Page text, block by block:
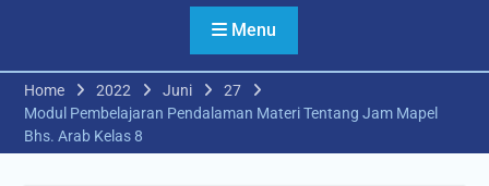
Menu
Home 2022 Juni
27
Modul Pembelajaran Pendalaman Materi Tentang Jam Mapel
Bhs. Arab Kelas 8